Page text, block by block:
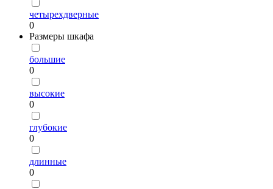
четырехдверные
0
Размеры шкафа
большие
0
высокие
0
глубокие
0
длинные
0